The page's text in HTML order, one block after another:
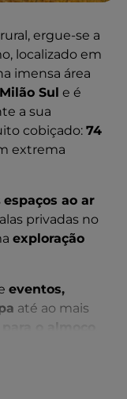
ergue-se a
localizado em
imensa área
Sul e é
a sua
cobiçado: 74
extrema
espaços ao ar
privadas no
exploração
eventos,
até ao mais